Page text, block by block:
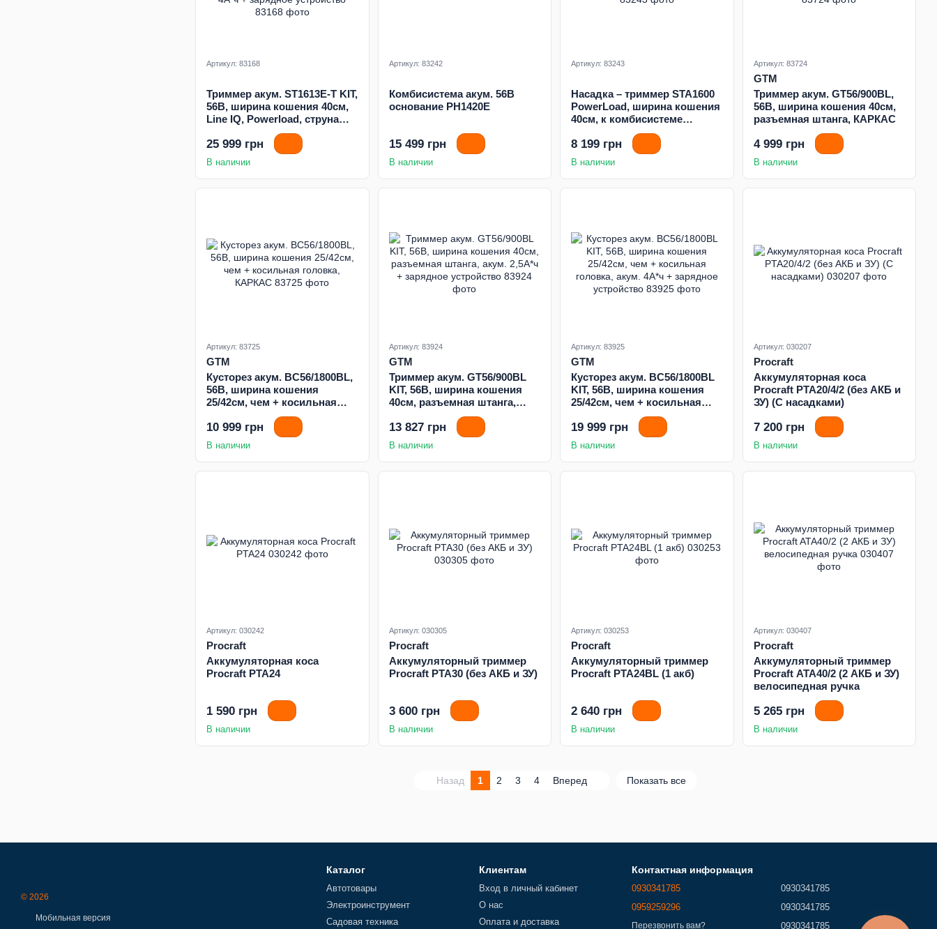
Артикул: 83168
Триммер акум. ST1613E-T KIT,
56В, ширина кошения 40см,
Line IQ, Powerload, струна
2,4мм, разъемная штанга,
акум. 4А*ч + зарядное
устройство
25 999 грн
В наличии
Артикул: 83242
Комбисистема акум. 56В
основание PH1420E
15 499 грн
В наличии
Артикул: 83243
Насадка – триммер STA1600
PowerLoad, ширина кошения
40см, к комбисистеме
8 199 грн
В наличии
Артикул: 83724
GTM
Триммер акум. GT56/900BL,
56В, ширина кошения 40см,
разъемная штанга, КАРКАС
4 999 грн
В наличии
Артикул: 83725
GTM
Кусторез акум. BC56/1800BL,
56В, ширина кошения
25/42см, чем + косильная
головка, КАРКАС
10 999 грн
В наличии
Артикул: 83924
GTM
Триммер акум. GT56/900BL
KIT, 56В, ширина кошения
40см, разъемная штанга,
акум. 2,5А*ч + зарядное
устройство
13 827 грн
В наличии
Артикул: 83925
GTM
Кусторез акум. BC56/1800BL
KIT, 56В, ширина кошения
25/42см, чем + косильная
головка, акум. 4А*ч +
зарядное устройство
19 999 грн
В наличии
Артикул: 030207
Procraft
Аккумуляторная коса
Procraft PTA20/4/2 (без АКБ и
ЗУ) (С насадками)
7 200 грн
В наличии
Артикул: 030242
Procraft
Аккумуляторная коса
Procraft PTA24
1 590 грн
В наличии
Артикул: 030305
Procraft
Аккумуляторный триммер
Procraft PTA30 (без АКБ и ЗУ)
3 600 грн
В наличии
Артикул: 030253
Procraft
Аккумуляторный триммер
Procraft PTA24BL (1 акб)
2 640 грн
В наличии
Артикул: 030407
Procraft
Аккумуляторный триммер
Procraft ATA40/2 (2 АКБ и ЗУ)
велосипедная ручка
5 265 грн
В наличии
Назад 1 2 3 4 Вперед Показать все
© 2026
Мобильная версия
Каталог
Автотовары
Электроинструмент
Садовая техника
Клиентам
Вход в личный кабинет
О нас
Оплата и доставка
Контактная информация
0930341785
0959259296
Перезвонить вам?
0930341785
0930341785
0930341785